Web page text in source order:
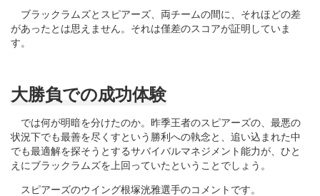
ブラックラムズとスピアーズ、両チームの間に、それほどの差
があったとは思えません。それは僅差のスコアが証明していま
す。
大勝負での成功体験
では何が明暗を分けたのか。昨季王者のスピアーズの、最悪の
状況下でも最善を尽くすという勝利への執念と、追い込まれた中
でも最適解を探そうとするサバイバルマネジメント能力が、ひと
えにブラックラムズを上回っていたということでしょう。
スピアーズのウイング根塚洸雅選手のコメントです。